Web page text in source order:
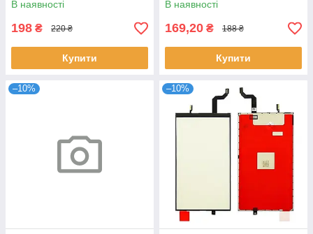
В наявності
198 ₴ 220 ₴
Купити
В наявності
169,20 ₴ 188 ₴
Купити
–10% –10%